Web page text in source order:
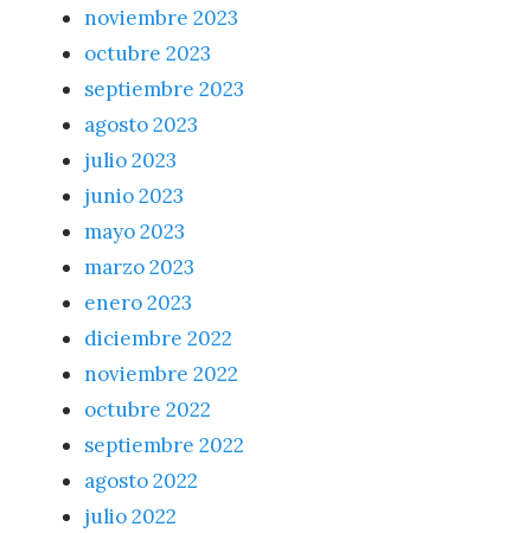
noviembre 2023
octubre 2023
septiembre 2023
agosto 2023
julio 2023
junio 2023
mayo 2023
marzo 2023
enero 2023
diciembre 2022
noviembre 2022
octubre 2022
septiembre 2022
agosto 2022
julio 2022